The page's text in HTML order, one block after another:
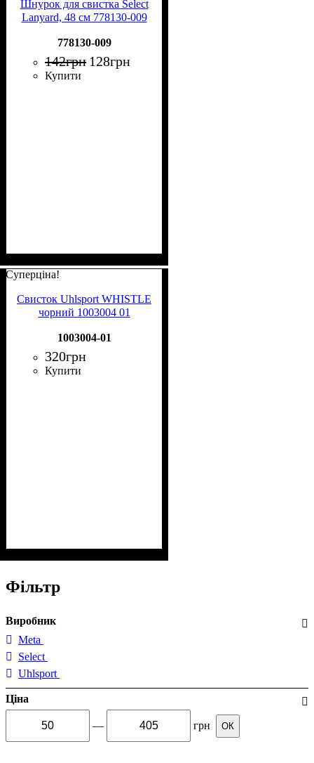
Шнурок для свистка Select
Lanyard, 48 см 778130-009
778130-009
142грн 128грн
Купити
Суперціна!
Свисток Uhlsport WHISTLE
чорний 1003004 01
1003004-01
320грн
Купити
Фільтр
Виробник
Meta
Select
Uhlsport
Ціна
— грн ОК